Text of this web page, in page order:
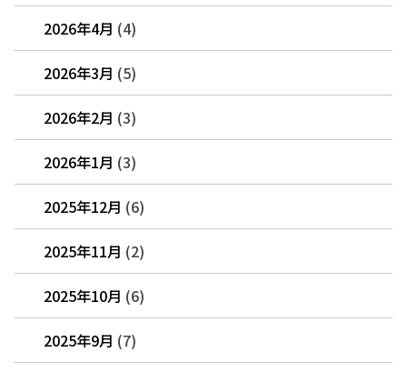
2026年4月 (4)
2026年3月 (5)
2026年2月 (3)
2026年1月 (3)
2025年12月 (6)
2025年11月 (2)
2025年10月 (6)
2025年9月 (7)